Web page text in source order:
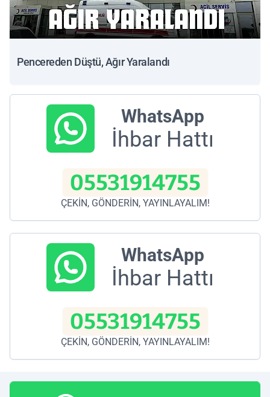
Pencereden Düştü, Ağır Yaralandı
WhatsApp
İhbar Hattı
05531914755
ÇEKİN, GÖNDERİN, YAYINLAYALIM!
WhatsApp
İhbar Hattı
05531914755
ÇEKİN, GÖNDERİN, YAYINLAYALIM!